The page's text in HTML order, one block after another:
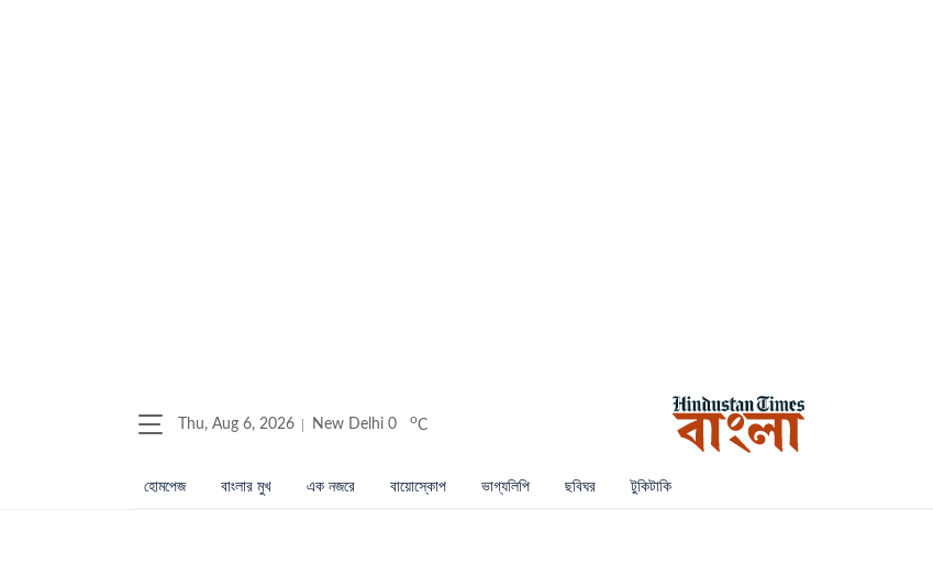
Thu, Aug 6, 2026 New Delhi 0 oC
হোমপেজ বাংলার মুখ এক নজরে বায়োস্কোপ ভাগ্যলিপি ছবিঘর টুকিটাকি